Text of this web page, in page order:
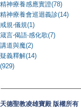
精神療養感應實證(78)
精神療養會巡迴義診(14)
戒規‧儀規(1)
箴言‧偈語‧感化歌(7)
講道與魔(2)
疑義釋解(14)
(929)
天德聖教凌雄寶殿 版權所有